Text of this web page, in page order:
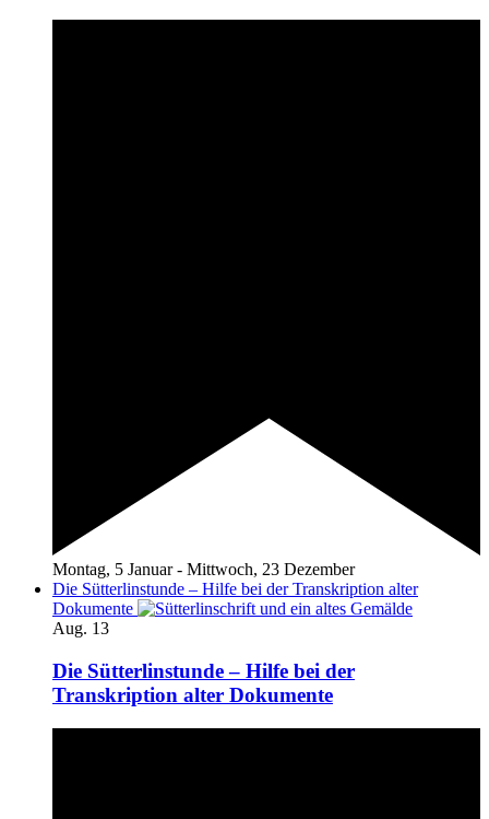
Montag, 5 Januar- Mittwoch, 23 Dezember
Die Sütterlinstunde – Hilfe bei der Transkription alter
Dokumente
Aug. 13
Die Sütterlinstunde – Hilfe bei der
Transkription alter Dokumente